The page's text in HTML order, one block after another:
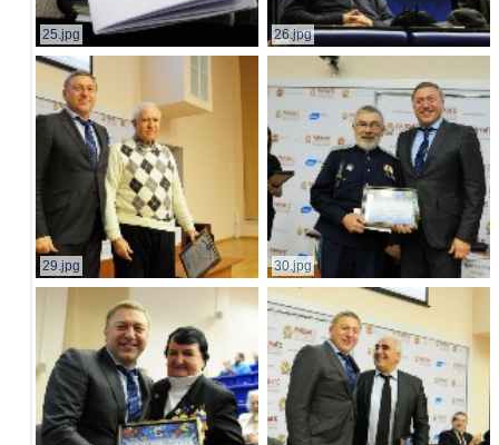
25.jpg 26.jpg
29.jpg 30.jpg